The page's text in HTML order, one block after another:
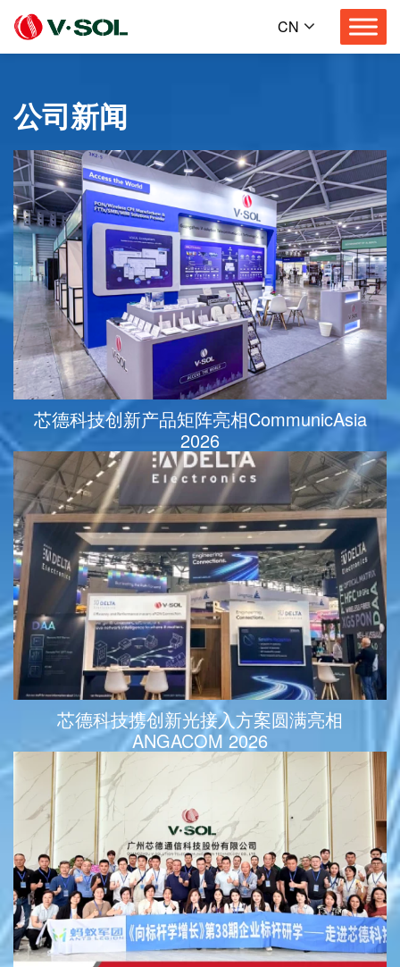
CN
公司新闻
芯德科技创新产品矩阵亮相CommunicAsia
2026
芯德科技携创新光接入方案圆满亮相
ANGACOM 2026